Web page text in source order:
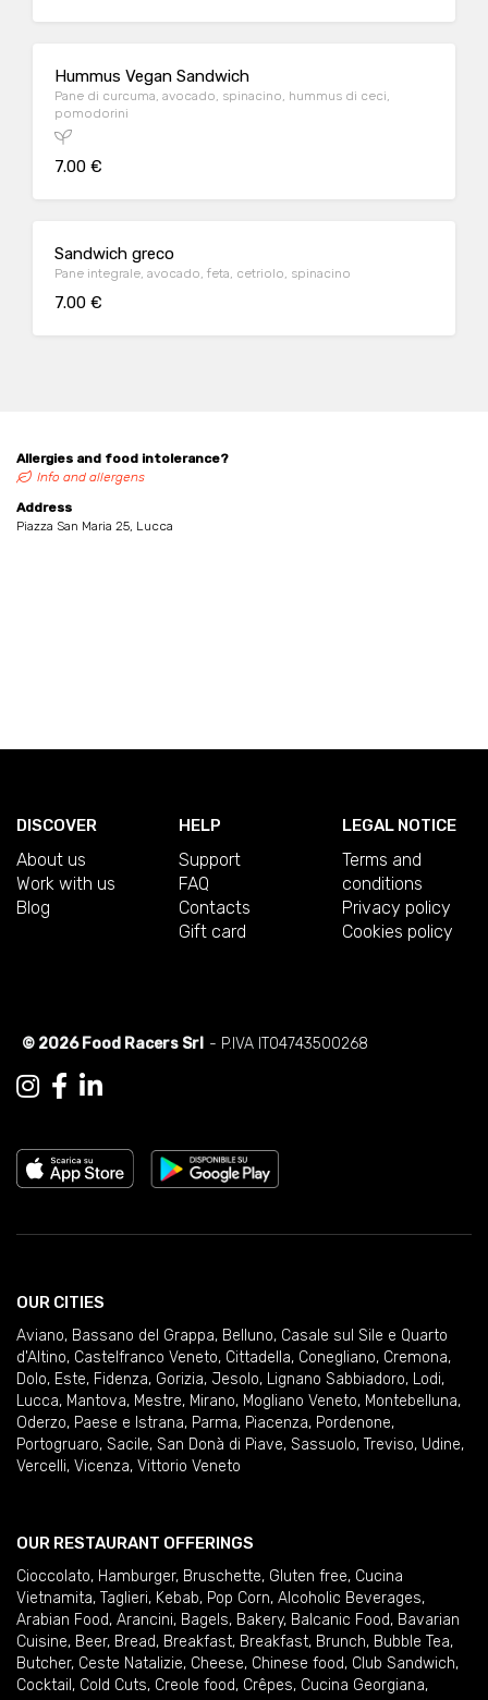
Hummus Vegan Sandwich
Pane di curcuma, avocado, spinacino, hummus di ceci,
pomodorini
7.00 €
Sandwich greco
Pane integrale, avocado, feta, cetriolo, spinacino
7.00 €
Allergies and food intolerance?
Info and allergens
Address
Piazza San Maria 25, Lucca
DISCOVER
About us
Work with us
Blog
HELP
Support
FAQ
Contacts
Gift card
LEGAL NOTICE
Terms and
conditions
Privacy policy
Cookies policy
© 2026 Food Racers Srl - P.IVA IT04743500268
OUR CITIES
Aviano, Bassano del Grappa, Belluno, Casale sul Sile e Quarto
d'Altino, Castelfranco Veneto, Cittadella, Conegliano, Cremona,
Dolo, Este, Fidenza, Gorizia, Jesolo, Lignano Sabbiadoro, Lodi,
Lucca, Mantova, Mestre, Mirano, Mogliano Veneto, Montebelluna,
Oderzo, Paese e Istrana, Parma, Piacenza, Pordenone,
Portogruaro, Sacile, San Donà di Piave, Sassuolo, Treviso, Udine,
Vercelli, Vicenza, Vittorio Veneto
OUR RESTAURANT OFFERINGS
Cioccolato, Hamburger, Bruschette, Gluten free, Cucina
Vietnamita, Taglieri, Kebab, Pop Corn, Alcoholic Beverages,
Arabian Food, Arancini, Bagels, Bakery, Balcanic Food, Bavarian
Cuisine, Beer, Bread, Breakfast, Breakfast, Brunch, Bubble Tea,
Butcher, Ceste Natalizie, Cheese, Chinese food, Club Sandwich,
Cocktail , Cold Cuts, Creole food, Crêpes, Cucina Georgiana,